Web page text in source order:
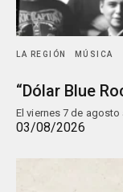
LA REGIÓN MÚSICA
“Dólar Blue
El viernes 7 de agosto
03/08/2026